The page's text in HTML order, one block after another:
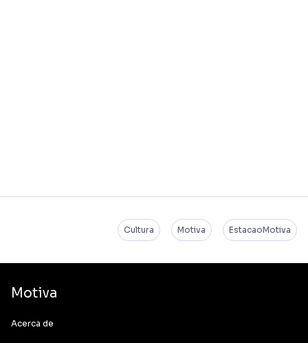
Cultura Motiva EstacaoMotiva
Motiva
Acerca de